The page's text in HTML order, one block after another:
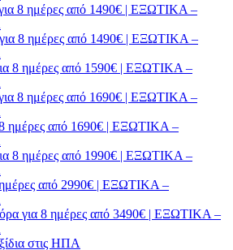
8 ημέρες από 1490€ | ΕΞΩΤΙΚΑ –
8 ημέρες από 1490€ | ΕΞΩΤΙΚΑ –
8 ημέρες από 1590€ | ΕΞΩΤΙΚΑ –
8 ημέρες από 1690€ | ΕΞΩΤΙΚΑ –
ημέρες από 1690€ | ΕΞΩΤΙΚΑ –
8 ημέρες από 1990€ | ΕΞΩΤΙΚΑ –
ημέρες από 2990€ | ΕΞΩΤΙΚΑ –
για 8 ημέρες από 3490€ | ΕΞΩΤΙΚΑ –
στις ΗΠΑ